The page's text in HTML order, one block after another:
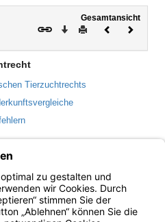
Gesamtansicht
Download
DruckenVorheriges
Tierzuchtrechts
von Rechtsverordnungen